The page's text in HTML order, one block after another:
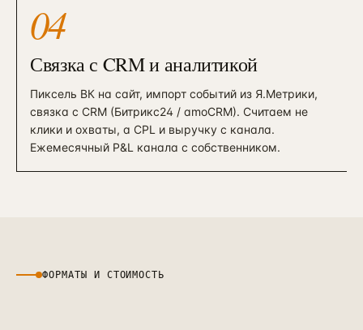
04
Связка с CRM и аналитикой
Пиксель ВК на сайт, импорт событий из Я.Метрики,
связка с CRM (Битрикс24 / amoCRM). Считаем не
клики и охваты, а CPL и выручку с канала.
Ежемесячный P&L канала с собственником.
ФОРМАТЫ И СТОИМОСТЬ